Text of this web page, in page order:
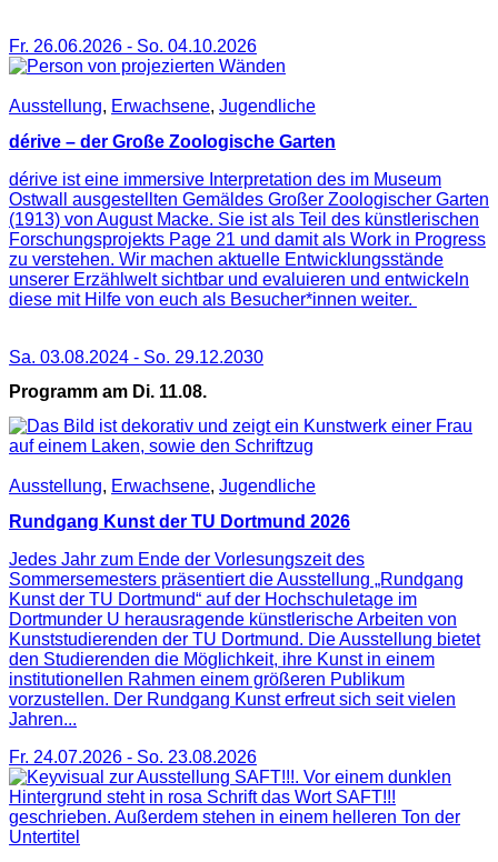
Fr. 26.06.2026 - So. 04.10.2026
Ausstellung, Erwachsene, Jugendliche
dérive – der Große Zoologische Garten
dérive ist eine immersive Interpretation des im Museum
Ostwall ausgestellten Gemäldes Großer Zoologischer Garten
(1913) von August Macke. Sie ist als Teil des künstlerischen
Forschungsprojekts Page 21 und damit als Work in Progress
zu verstehen. Wir machen aktuelle Entwicklungsstände
unserer Erzählwelt sichtbar und evaluieren und entwickeln
diese mit Hilfe von euch als Besucher*innen weiter.
Sa. 03.08.2024 - So. 29.12.2030
Programm am Di. 11.08.
Ausstellung, Erwachsene, Jugendliche
Rundgang Kunst der TU Dortmund 2026
Jedes Jahr zum Ende der Vorlesungszeit des
Sommersemesters präsentiert die Ausstellung „Rundgang
Kunst der TU Dortmund“ auf der Hochschuletage im
Dortmunder U herausragende künstlerische Arbeiten von
Kunststudierenden der TU Dortmund. Die Ausstellung bietet
den Studierenden die Möglichkeit, ihre Kunst in einem
institutionellen Rahmen einem größeren Publikum
vorzustellen. Der Rundgang Kunst erfreut sich seit vielen
Jahren...
Fr. 24.07.2026 - So. 23.08.2026